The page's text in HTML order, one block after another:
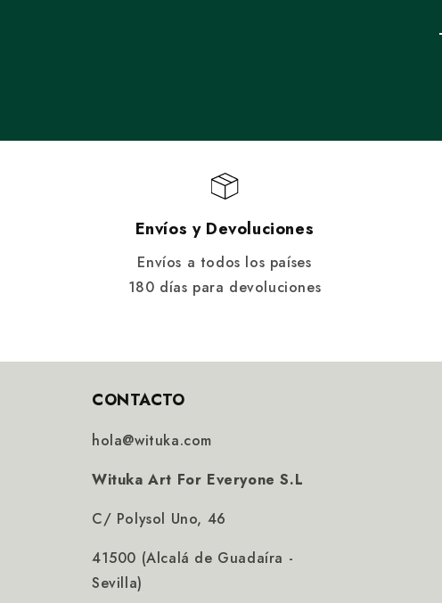
Envíos y Devoluciones
Envíos a todos los países
180 días para devoluciones
CONTACTO
hola@wituka.com
Wituka Art For Everyone S.L
C/ Polysol Uno, 46
41500 (Alcalá de Guadaíra -
Sevilla)